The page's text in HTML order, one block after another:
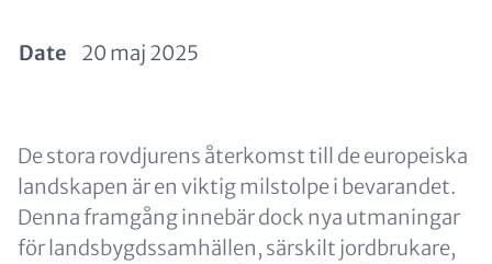
Date 20 maj 2025
Paragraphs
Content
De stora rovdjurens återkomst till de europeiska
landskapen är en viktig milstolpe i bevarandet.
Denna framgång innebär dock nya utmaningar
för landsbygdssamhällen, särskilt jordbrukare,